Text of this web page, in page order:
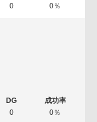
0 0％
0 0％